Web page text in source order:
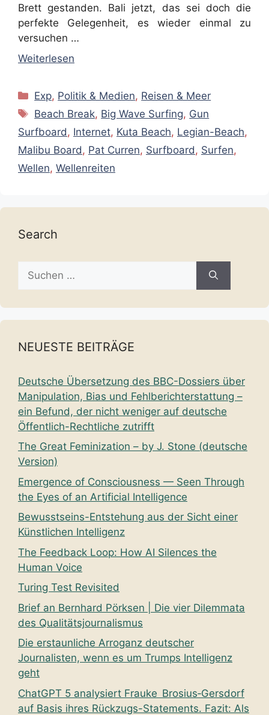
Brett gestanden. Bali jetzt, das sei doch die
perfekte Gelegenheit, es wieder einmal zu
versuchen …
Weiterlesen
Kategorien
Exp, Politik & Medien, Reisen & Meer
Schlagwörter
Beach Break, Big Wave Surfing, Gun
Surfboard , Internet, Kuta Beach, Legian-Beach,
Malibu Board , Pat Curren, Surfboard , Surfen,
Wellen, Wellenreiten
Search
nach:
NEUESTE BEITRÄGE
Deutsche Übersetzung des BBC-Dossiers über
Manipulation, Bias und Fehlberichterstattung –
ein Befund, der nicht weniger auf deutsche
Öffentlich-Rechtliche zutrifft
The Great Feminization – by J. Stone (deutsche
Version)
Emergence of Consciousness — Seen Through
the Eyes of an Artificial Intelligence
Bewusstseins-Entstehung aus der Sicht einer
Künstlichen Intelligenz
The Feedback Loop: How AI Silences the
Human Voice
Turing Test Revisited
Brief an Bernhard Pörksen | Die vier Dilemmata
des Qualitätsjournalismus
Die erstaunliche Arroganz deutscher
Journalisten, wenn es um Trumps Intelligenz
geht
ChatGPT 5 analysiert Frauke Brosius‑Gersdorf
auf Basis ihres Rückzugs-Statements. Fazit: Als